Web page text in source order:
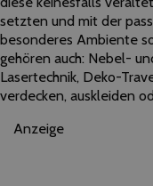
setzten und mit der
besonderes Ambiente
gehören auch: Nebel-
Lasertechnik, Deko-
verdecken, auskleiden
Anzeige